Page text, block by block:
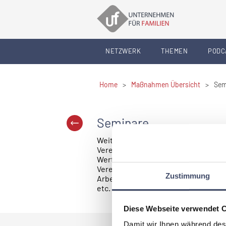
Zustimmung
Diese Webseite verwendet
Damit wir Ihnen während
NETZWERK THEMEN
Home > Maßnahmen Übersicht >
Seminare
Weiterbildungsangebote,
Vereinbarkeit unterstreichen die
Wertschätzung. Seminare und
Vereinbarkeitsthemen wie Karenz,
Arbeitszeit angeboten werden,
etc. umfassen.